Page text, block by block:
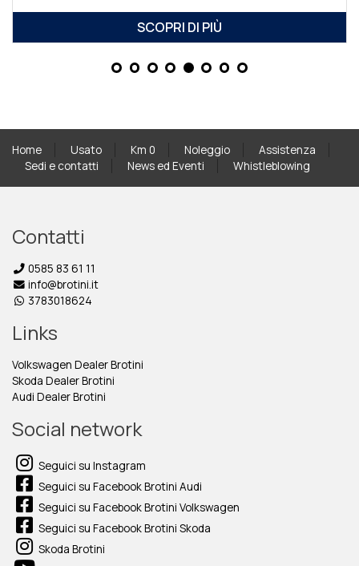
SCOPRI DI PIÙ
Home Usato Km 0 Noleggio
Assistenza
Sedi e contatti
News ed Eventi Whistleblowing
Contatti
0585 83 61 11
info@brotini.it
3783018624
Links
Volkswagen Dealer Brotini
Skoda Dealer Brotini
Audi Dealer Brotini
Social network
Seguici su Instagram
Seguici su Facebook Brotini Audi
Seguici su Facebook Brotini Volkswagen
Seguici su Facebook Brotini Skoda
Skoda Brotini